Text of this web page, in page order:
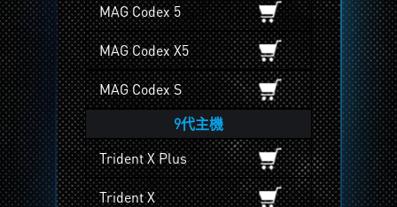
MAG Codex 5
MAG Codex X5
MAG Codex S
9代主機
Trident X Plus
Trident X